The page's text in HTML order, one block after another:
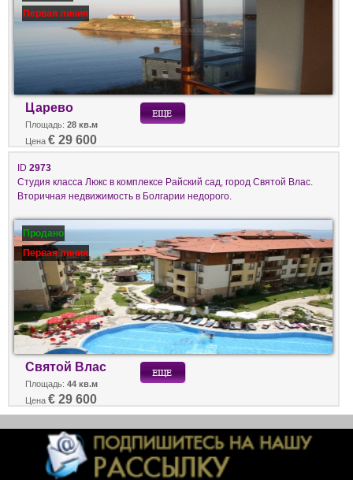
Первая линия
Царево
Площадь: 28 кв.м
Цена € 29 600
ID 2973
Студия класса Люкс в комплексе Райский сад, город Святой Влас.
Вторичная недвижимость в Болгарии недорого.
Продано
Первая линия
Святой Влас
Площадь: 44 кв.м
Цена € 29 600